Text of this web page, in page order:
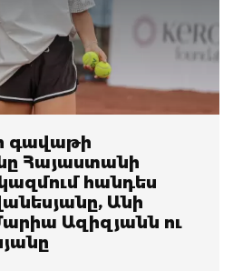
գավաթի
Հայաստանի
հանդես
Անի
Ազիզյանն ու